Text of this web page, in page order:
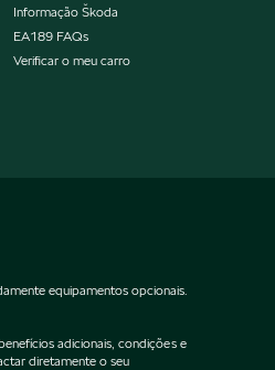
Informação Škoda
EA189 FAQs
Verificar o meu carro
equipamentos opcionais.
adicionais, condições e
diretamente o seu